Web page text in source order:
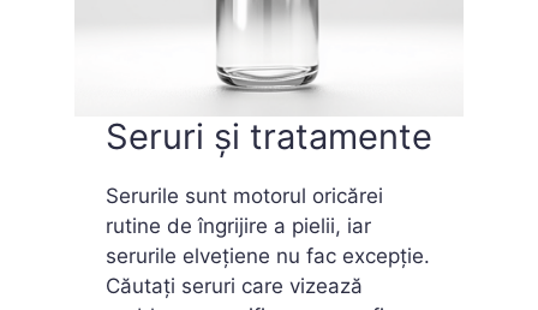
Seruri și tratamente
Serurile sunt motorul oricărei
rutine de îngrijire a pielii, iar
serurile elvețiene nu fac excepție.
Căutați seruri care vizează